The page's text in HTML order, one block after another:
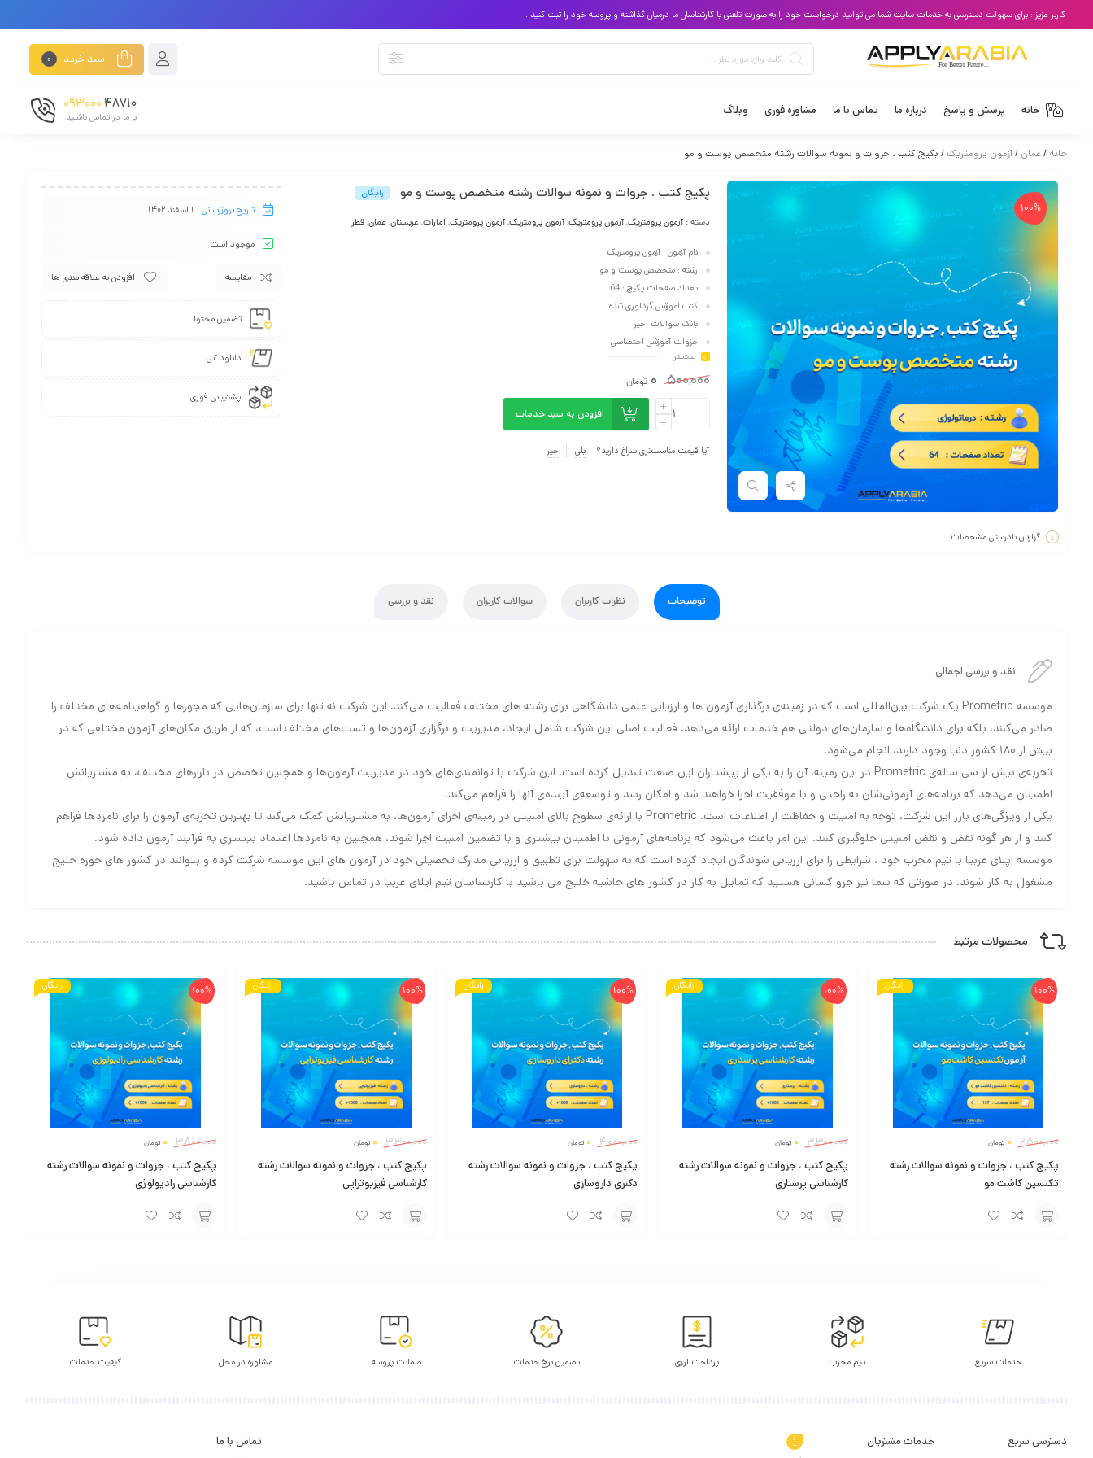
کاربر عزیز : برای سهولت دسترسی به خدمات سایت شما می توانید درخواست خود را به صورت تلفنی با کارشناسان ما درمیان گذاشته و پروسه خود را ثبت کنید .
سبد خرید 0
خانه پرسش و پاسخ درباره ما تماس با ما مشاوره فوری وبلاگ 48710
093000
با ما در تماس باشـید
خانه /عمان /آزمون پرومتریک / پکیج کتب ، جزوات و نمونه سوالات رشته متخصص پوست و مو
100%
گزارش نادرستی مشخصات
پکیج کتب ، جزوات و نمونه سوالات رشته متخصص پوست و مو رایگان
دسته :آزمون پرومتریک,آزمون پرومتریک,آزمون پرومتریک,آزمون پرومتریک, امارات,عربستان,عمان,قطر
نام آزمون : آزمون پرومتریک
رشته : متخصص پوست و مو
تعداد صفحات پکیج : 64
کتب آموزشی گردآوری شده
بانک سوالات اخیر
جزوات آموزشی اختصاصی
پسورد : applyarabia.com
بیشـتر
500,000
0 تومان
افزودن به سبد خدمات
آیا قیمت مناسب‌تری سراغ دارید؟ بلی خیر
تاریخ بروزرسانی : 1 اسفند 1402
موجود است
مقایسه افزودن به علاقه مندی ها
تضمین محتوا
دانلود آنی
پشتیبانی فوری
توضیحات نظرات کاربران سوالات کاربران نقد و بررسی
نقد و بررسی اجمالی
موسسه Prometric یک شرکت بین‌المللی است که در زمینه‌ی برگذاری آزمون ها و ارزیابی علمی دانشگاهی برای رشته های مختلف فعالیت می‌کند. این شرکت نه تنها برای سازمان‌هایی که مجوزها و گواهینامه‌های مختلف را
صادر می‌کنند، بلکه برای دانشگاه‌ها و سازمان‌های دولتی هم خدمات ارائه می‌دهد. فعالیت اصلی این شرکت شامل ایجاد، مدیریت و برگزاری آزمون‌ها و تست‌های مختلف است، که از طریق مکان‌های آزمون مختلفی که در
بیش از ۱۸۰ کشور دنیا وجود دارند، انجام می‌شود.
تجربه‌ی بیش از سی ساله‌ی Prometric در این زمینه، آن را به یکی از پیشتازان این صنعت تبدیل کرده است. این شرکت با توانمندی‌های خود در مدیریت آزمون‌ها و همچنین تخصص در بازارهای مختلف، به مشتریانش
اطمینان می‌دهد که برنامه‌های آزمونی‌شان به راحتی و با موفقیت اجرا خواهند شد و امکان رشد و توسعه‌ی آینده‌ی آنها را فراهم می‌کند.
یکی از ویژگی‌های بارز این شرکت، توجه به امنیت و حفاظت از اطلاعات است. Prometric با ارائه‌ی سطوح بالای امنیتی در زمینه‌ی اجرای آزمون‌ها، به مشتریانش کمک می‌کند تا بهترین تجربه‌ی آزمون را برای نامزدها فراهم
کنند و از هر گونه نقص و نقض امنیتی جلوگیری کنند. این امر باعث می‌شود که برنامه‌های آزمونی با اطمینان بیشتری و با تضمین امنیت اجرا شوند، همچنین به نامزدها اعتماد بیشتری به فرآیند آزمون داده شود.
موسسه اپلای عربیا با تیم مجرب خود ، شرایطی را برای ارزیابی شوندگان ایجاد کرده است که به سهولت برای تطبیق و ارزیابی مدارک تحصیلی خود در آزمون های این موسسه شرکت کرده و بتوانند در کشور های حوزه خلیج
مشغول به کار شوند. در صورتی که شما نیز جزو کسانی هستید که تمایل به کار در کشور های حاشیه خلیج می باشید با کارشناسان تیم اپلای عربیا در تماس باشید.
محصولات مرتبط
رایگان 100%
2,500,000
0 تومان
پکیج کتب ، جزوات و نمونه سوالات رشته
تکنسین کاشت مو
رایگان 100%
3,300,000
0 تومان
پکیج کتب ، جزوات و نمونه سوالات رشته
کارشناسی پرستاری
رایگان 100%
4,000,000
0 تومان
پکیج کتب ، جزوات و نمونه سوالات رشته
دکتری داروسازی
رایگان 100%
3,300,000
0 تومان
پکیج کتب ، جزوات و نمونه سوالات رشته
کارشناسی فیزیوتراپی
رایگان 100%
3,800,000
0 تومان
پکیج کتب ، جزوات و نمونه سوالات رشته
کارشناسی رادیولوژی
خدمات سریع تیم مجرب پرداخت ارزی تضمین نرخ خدمات ضمانت پروسه مشاوره در محل کیفیت خدمات
دسترسی سریع خدمات مشتریان تماس با ما